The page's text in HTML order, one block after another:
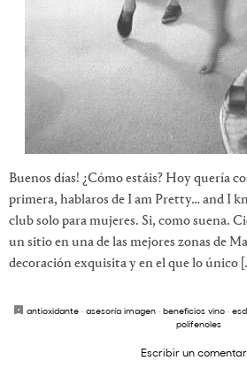
Buenos días! ¿Cómo estáis? Hoy quería
primera, hablaros de I am Pretty… and I
club solo para mujeres. Si, como suena.
un sitio en una de las mejores zonas de
decoración exquisita y en el que lo único
antioxidante · asesoría imagen · beneficios vino ·
polifenoles
Escribir un